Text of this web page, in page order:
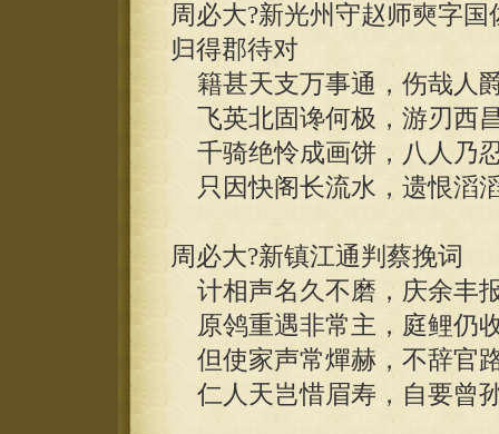
周必大?新光州守赵师奭字
归得郡待对
籍甚天支万事通，伤哉人
飞英北固谗何极，游刃西
千骑绝怜成画饼，八人乃
只因快阁长流水，遗恨滔
周必大?新镇江通判蔡挽词
计相声名久不磨，庆余丰
原鸰重遇非常主，庭鲤仍
但使家声常燀赫，不辞官
仁人天岂惜眉寿，自要曾